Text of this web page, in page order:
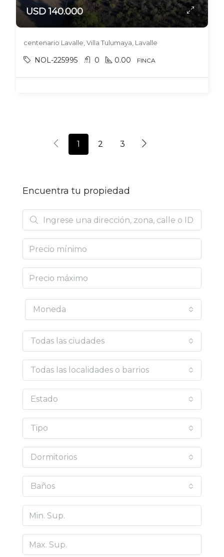
USD 140.000
centenario Lavalle, Villa Tulumaya, Lavalle
NOL-225995 0 0.00 FINCA
1 2 3
Encuentra tu propiedad
Moneda
Todas las ciudades
Todas las localidades o barrios
Estado
Tipo
Dormitorios
Baños